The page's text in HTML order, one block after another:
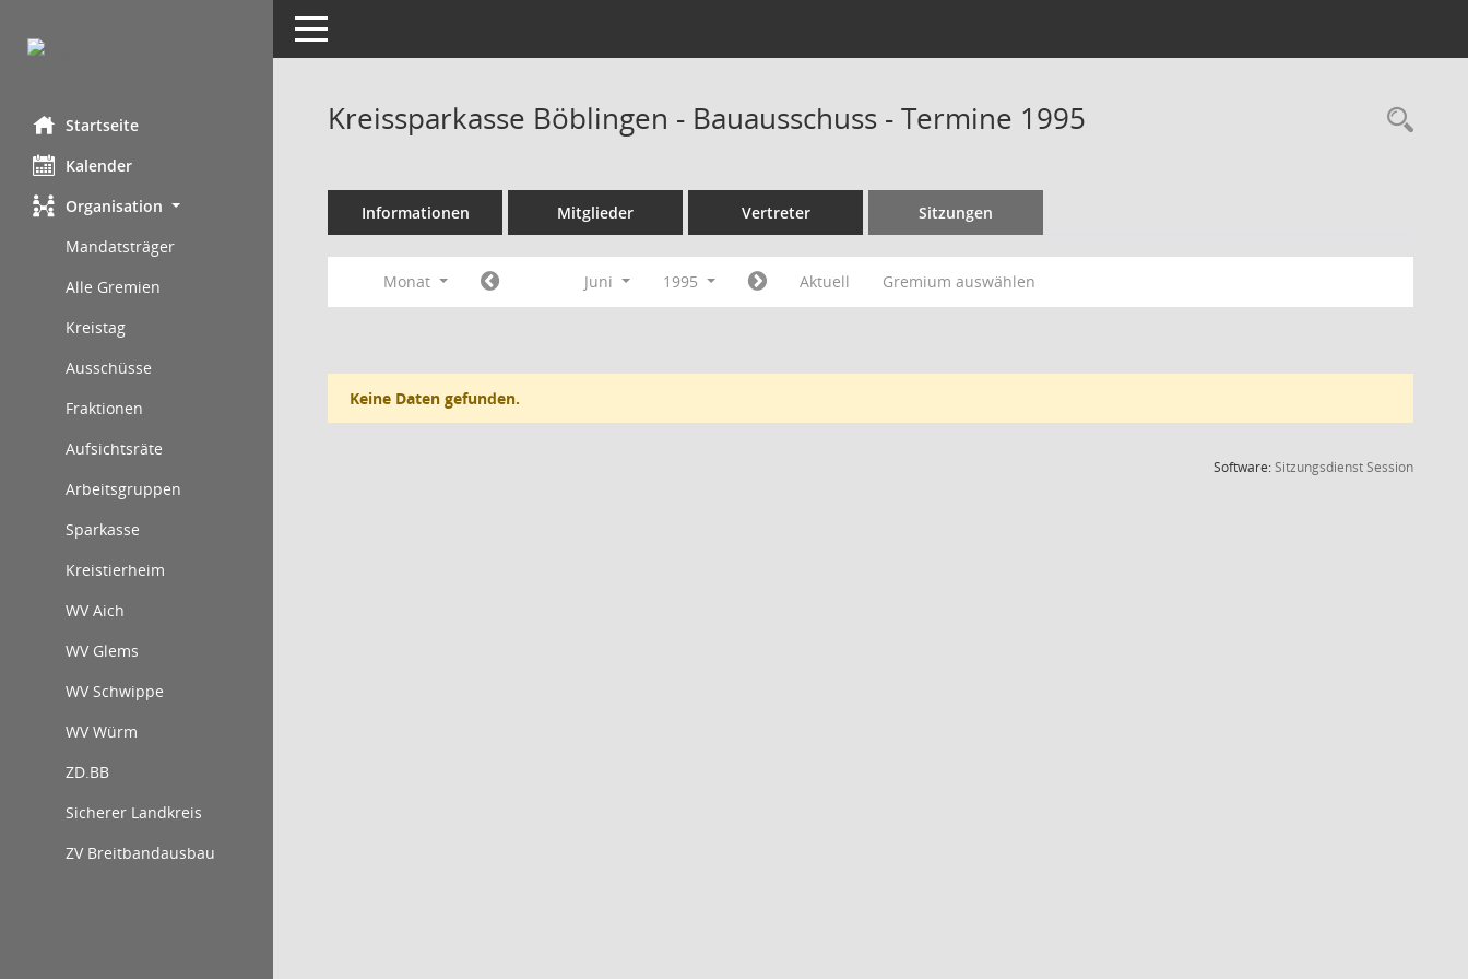
Startseite
Kalender
Organisation
Mandatsträger
Alle Gremien
Kreistag
Ausschüsse
Fraktionen
Aufsichtsräte
Arbeitsgruppen
Sparkasse
Kreistierheim
WV Aich
WV Glems
WV Schwippe
WV Würm
ZD.BB
Sicherer Landkreis
ZV Breitbandausbau
Toggle navigation
Kreissparkasse Böblingen - Bauausschuss - Termine 1995
Informationen Mitglieder Vertreter Sitzungen
Monat Juni 1995 Aktuell Gremium auswählen
Keine Daten gefunden.
Software:SitzungsdienstSession(Wird in